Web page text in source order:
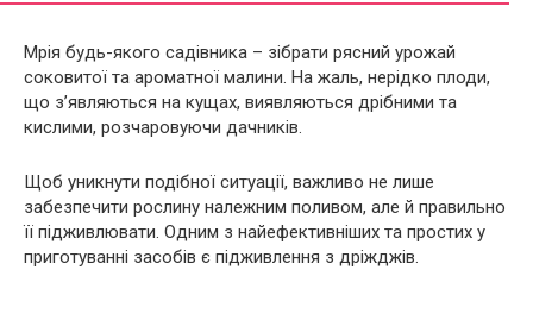
Мрія будь-якого садівника – зібрати рясний урожай
соковитої ​​та ароматної малини. На жаль, нерідко плоди,
що з’являються на кущах, виявляються дрібними та
кислими, розчаровуючи дачників.
Щоб уникнути подібної ситуації, важливо не лише
забезпечити рослину належним поливом, але й правильно
її підживлювати. Одним з найефективніших та простих у
приготуванні засобів є підживлення з дріжджів.